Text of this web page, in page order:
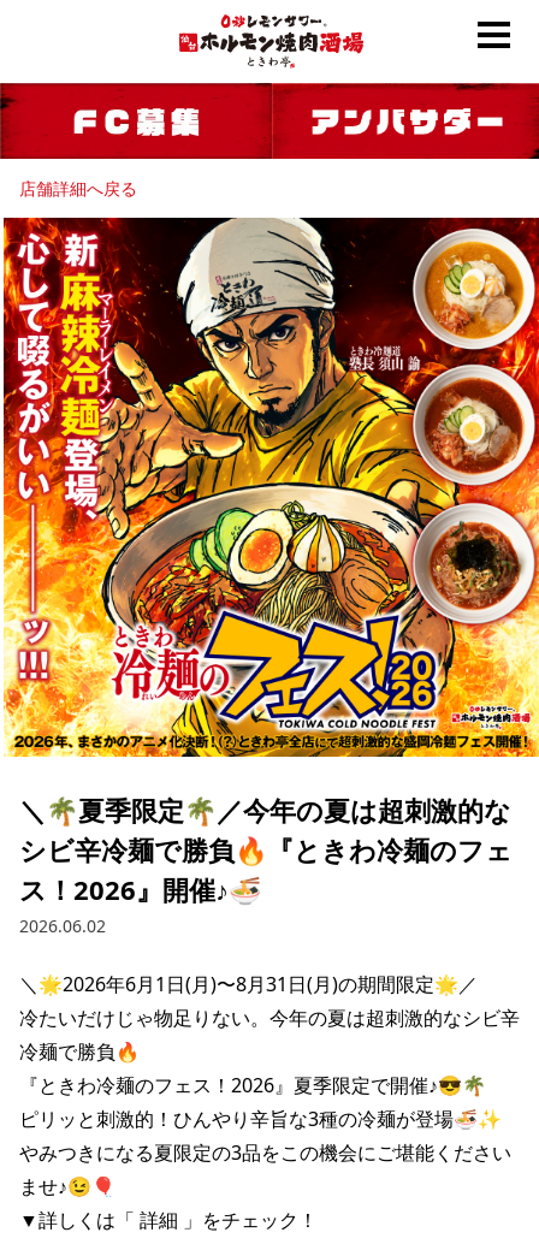
店舗詳細へ戻る
＼🌴夏季限定🌴／今年の夏は超刺激的な
シビ辛冷麺で勝負🔥『ときわ冷麺のフェ
ス！2026』開催♪🍜
2026.06.02
＼🌟2026年6月1日(月)〜8月31日(月)の期間限定🌟／
冷たいだけじゃ物足りない。今年の夏は超刺激的なシビ辛
冷麺で勝負🔥
『ときわ冷麺のフェス！2026』夏季限定で開催♪😎🌴
ピリッと刺激的！ひんやり辛旨な3種の冷麺が登場🍜✨
やみつきになる夏限定の3品をこの機会にご堪能ください
ませ♪😉🎈
▼詳しくは「 詳細 」をチェック！